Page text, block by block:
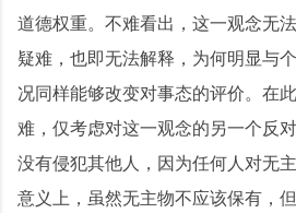
道德权重。不难看出，这一观念无
疑难，也即无法解释，为何明显与
况同样能够改变对事态的评价。在
难，仅考虑对这一观念的另一个反
没有侵犯其他人，因为任何人对无
意义上，虽然无主物不应该保有，